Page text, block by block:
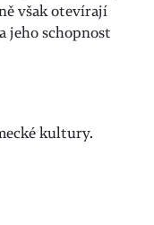
však otevírají
jeho schopnost
kultury.